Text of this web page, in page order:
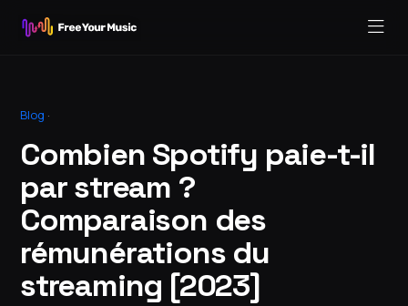
Blog ·
Combien Spotify paie-t-il
par stream ?
Comparaison des
rémunérations du
streaming [2023]